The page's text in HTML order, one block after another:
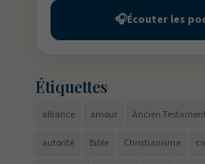
🎧Écouter les
Étiquettes
alliance amour Ancien
autorité Bible Christianisme